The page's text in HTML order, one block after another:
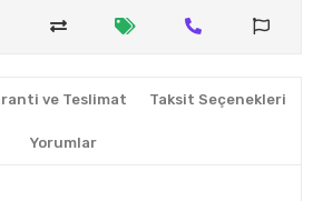
ve Teslimat Taksit Seçenekleri
Yorumlar